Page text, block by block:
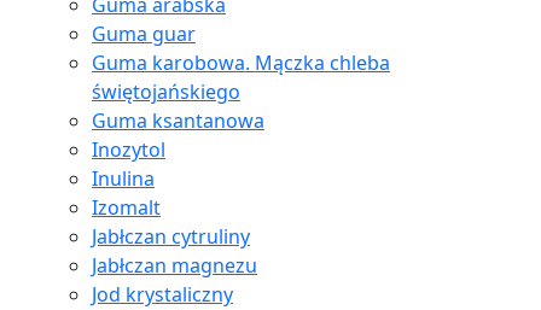
Guma guar
Guma karobowa. Mączka chleba
świętojańskiego
Guma ksantanowa
Inozytol
Inulina
Izomalt
Jabłczan cytruliny
Jabłczan magnezu
Jod krystaliczny